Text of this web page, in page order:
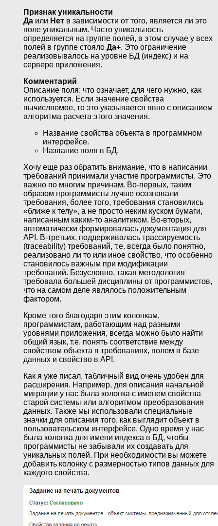
Признак уникальности
Да или Нет в зависимости от того, является ли это
поле уникальным. Часто уникальность
определяется на группе полей, в этом случае у всех
полей в группе стояло Да+. Это ограничение
реализовывалось на уровне БД (индекс) и на
сервере приложения.
Комментарий
Описание поля: что означает, для чего нужно, как
используется. Если значение свойства
вычисляемое, то это указывается явно с описанием
алгоритма расчета этого значения.
Название свойства объекта в программном
интерфейсе.
Название поля в БД.
Хочу еще раз обратить внимание, что в написании
требований принимали участие программисты. Это
важно по многим причинам. Во-первых, таким
образом программисты лучше осознавали
требования, более того, требования становились
«ближе к телу», а не просто неким куском бумаги,
написанным каким-то аналитиком. Во-вторых,
автоматически формировалась документация для
API. В-третьих, поддерживалась трассируемость
(traceability) требований, т.е. всегда было понятно,
реализовано ли то или иное свойство, что особенно
становилось важным при модификации
требований. Безусловно, такая методология
требовала большей дисциплины от программистов,
что на самом деле являлось положительным
фактором.
Кроме того благодаря этим колонкам,
программистам, работающим над разными
уровнями приложения, всегда можно было найти
общий язык, т.е. понять соответствие между
свойством объекта в требованиях, полем в базе
данных и свойство в API.
Как я уже писал, табличный вид очень удобен для
расширения. Например, для описания начальной
миграции у нас была колонка с именем свойства
старой системы или алгоритмом преобразования
данных. Также мы использовали специальные
значки для описания того, как выглядит объект в
пользовательском интерфейсе. Одно время у нас
была колонка для имени индекса в БД, чтобы
программисты не забывали их создавать для
уникальных полей. При необходимости вы можете
добавить колонку с размерностью типов данных для
каждого свойства.